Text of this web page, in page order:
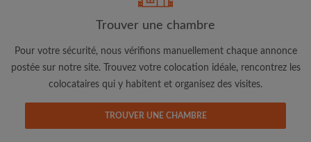
Adresse email
J'ai lu, compris et accepte les Conditions d'utilisation
Trouver une chambre
Pour votre sécurité, nous vérifions manuellement chaque annonce
postée sur notre site. Trouvez votre colocation idéale, rencontrez les
colocataires qui y habitent et organisez des visites.
TROUVER UNE CHAMBRE